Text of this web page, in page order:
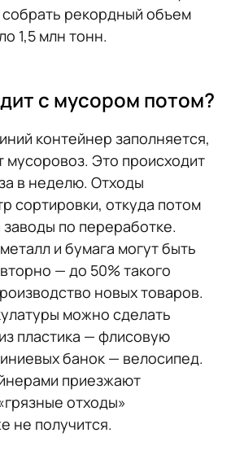
рекордный объем
1,5 млн тонн.
с мусором потом?
контейнер заполняется,
мусоровоз. Это происходит
в неделю. Отходы
сортировки, откуда потом
по переработке.
и бумага могут быть
— до 50% такого
новых товаров.
можно сделать
пластика — флисовую
банок — велосипед.
приезжают
отходы»
не получится.